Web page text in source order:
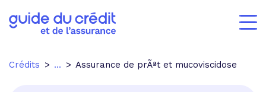
Crédits ... Assurance de prÃªt et mucoviscidose